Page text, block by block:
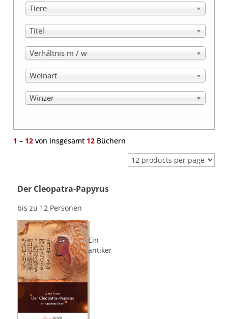
Tiere
Titel
Verhältnis m / w
Weinart
Winzer
1 – 12 von insgesamt 12 Büchern
Der Cleopatra-Papyrus
bis zu 12 Personen
Ein
antiker